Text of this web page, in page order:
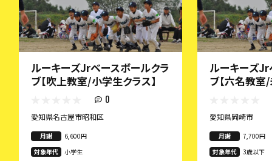
ルーキーズJrベースボールクラ
ブ【吹上教室/小学生クラス】
0
愛知県名古屋市昭和区
月謝
6,600円
対象年代
小学生
ルーキーズ
ブ【六名教室
愛知県岡崎市
月謝
7,700円
対象年代
3歳以下